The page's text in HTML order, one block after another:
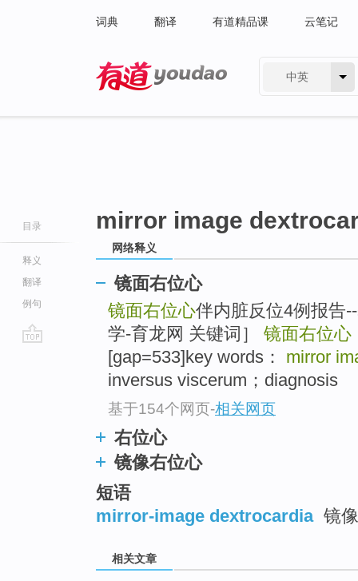
词典 翻译 有道精品课 云笔记
中英
目录
释义
翻译
例句
mirror image
网络释义
镜面右位心
镜面右位心伴内脏反位4例报告
学-育龙网 关键词］ 镜面右位心
[gap=533]key words： mirror
inversus viscerum；diagnosis
基于154个网页-相关网页
右位心
镜像右位心
短语
mirror-image dextrocardia 镜
相关文章